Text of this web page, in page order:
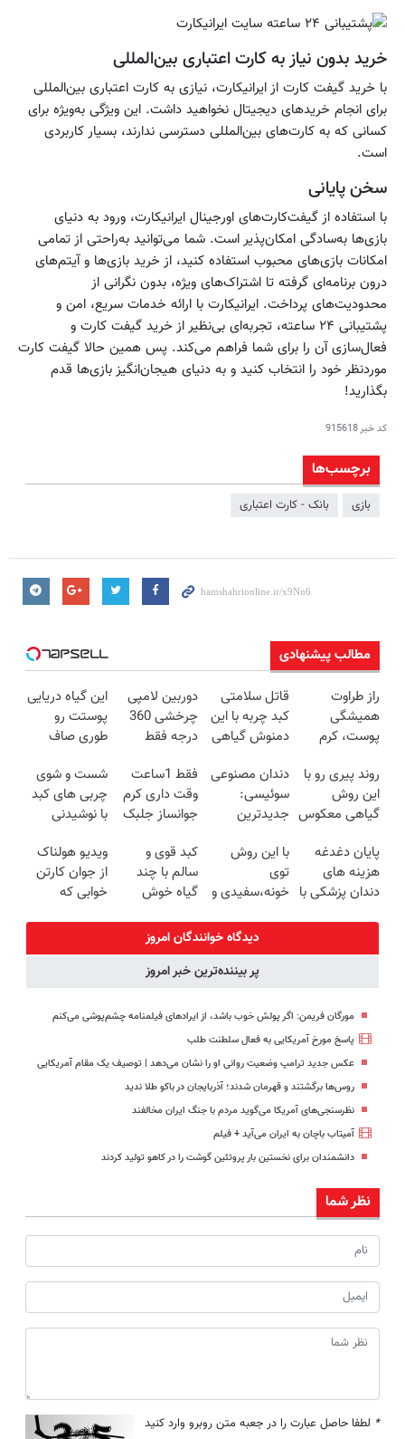
خرید بدون نیاز به کارت اعتباری بین‌المللی
با خرید گیفت کارت از ایرانیکارت، نیازی به کارت اعتباری بین‌المللی
برای انجام خریدهای دیجیتال نخواهید داشت. این ویژگی به‌ویژه برای
کسانی که به کارت‌های بین‌المللی دسترسی ندارند، بسیار کاربردی
است.
سخن پایانی
با استفاده از گیفت‌کارت‌های اورجینال ایرانیکارت، ورود به دنیای
بازی‌ها به‌سادگی امکان‌پذیر است. شما می‌توانید به‌راحتی از تمامی
امکانات بازی‌های محبوب استفاده کنید، از خرید بازی‌ها و آیتم‌های
درون برنامه‌ای گرفته تا اشتراک‌های ویژه، بدون نگرانی از
محدودیت‌های پرداخت. ایرانیکارت با ارائه خدمات سریع، امن و
پشتیبانی ۲۴ ساعته، تجربه‌ای بی‌نظیر از خرید گیفت کارت و
فعال‌سازی آن را برای شما فراهم می‌کند. پس همین حالا گیفت کارت
موردنظر خود را انتخاب کنید و به دنیای هیجان‌انگیز بازی‌ها قدم
بگذارید!
کد خبر915618
برچسب‌ها
بازی بانک - کارت اعتباری
مطالب پیشنهادی
راز طراوت
همیشگی
پوست، کرم
با 45%تخفیف
قاتل سلامتی
کبد چربه با این
دمنوش گیاهی
دوربین لامپی
چرخشی 360
درجه فقط
🔥 پرداخت
درب منزل
این گیاه دریایی
پوستت رو
طوری صاف
20سال جوون
شدی🔥
روند پیری رو با
این روش
گیاهی معکوس
دندان مصنوعی
سوئیسی:
جدیدترین
سبک و مقاوم |
پرداخت قسطی
فقط 1ساعت
وقت داری کرم
جوانساز جلبک
با40%تخفیف
بخری!
شست و شوی
چربی های کبد
با نوشیدنی
پایان دغدغه
هزینه های
دندان پزشکی با
با این روش
توی
خونه،سفیدی و
برگردون
(40%off)
کبد قوی و
سالم با چند
گیاه خوش
ویدیو هولناک
از جوان کارتن
خوابی که
دیدگاه خوانندگان امروز
پر بیننده‌ترین خبر امروز
مورگان فریمن: اگر پولش خوب باشد، از ایرادهای فیلمنامه چشم‌پوشی می‌کنم
پاسخ مورخ آمریکایی به فعال سلطنت طلب
عکس جدید ترامپ وضعیت روانی او را نشان می‌دهد | توصیف یک مقام آمریکایی
روس‌ها برگشتند و قهرمان شدند؛ آذربایجان در باکو طلا ندید
نظرسنجی‌های آمریکا می‌گوید مردم با جنگ ایران مخالفند
آمیتاب باچان به ایران می‌آید + فیلم
دانشمندان برای نخستین بار پروتئین گوشت را در کاهو تولید کردند
نظر شما
* لطفا حاصل عبارت را در جعبه متن روبرو وارد کنید